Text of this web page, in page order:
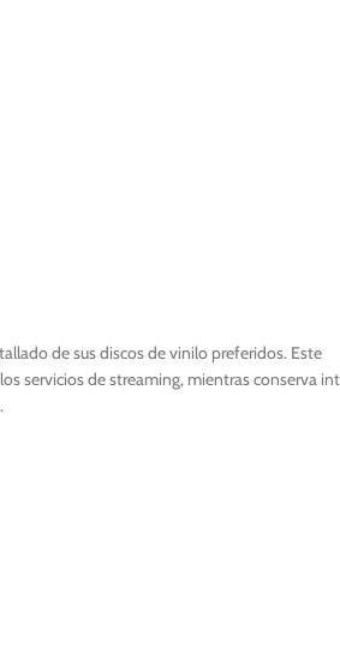
de sus discos de vinilo preferidos. Este
servicios de streaming, mientras conserva